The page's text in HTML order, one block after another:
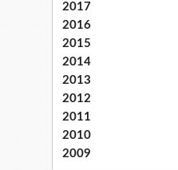
2017
2016
2015
2014
2013
2012
2011
2010
2009